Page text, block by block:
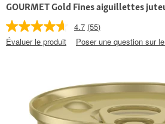
GOURMET Gold Fines aiguillettes
4.7 (55)
Évaluer le produit
Poser une question sur